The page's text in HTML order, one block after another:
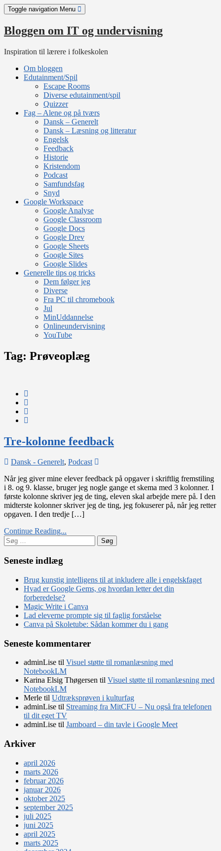
Skip
to
content
Toggle navigation Menu
Bloggen om IT og undervisning
Inspiration til lærere i folkeskolen
Om bloggen
Edutainment/Spil
Escape Rooms
Diverse edutainment/spil
Quizzer
Fag – Alene og på tværs
Dansk – Generelt
Dansk – Læsning og litteratur
Engelsk
Feedback
Historie
Kristendom
Podcast
Samfundsfag
Snyd
Google Workspace
Google Analyse
Google Classroom
Google Docs
Google Drev
Google Sheets
Google Sites
Google Slides
Generelle tips og tricks
Dem følger jeg
Diverse
Fra PC til chromebook
Jul
MinUddannelse
Onlineundervisning
YouTube
Tag: Prøveoplæg
Tre-kolonne feedback
Dansk - Generelt, Podcast
kolonne
feedback
Når jeg giver mine elever feedback på opgaver i skriftlig fremstiling
i 8. og 9. klasse, bruger jeg nogle gange et skema med 3 kolonner. I
første kolonne skriver jeg de ting, eleven skal arbejde mere på. I den
midterste kolonner skriver jeg de ting, jeg fokuserer på, når jeg retter
opgaven. I den tredje […]
Continue Reading...
Søg
efter:
Seneste indlæg
Brug kunstig intelligens til at inkludere alle i engelskfaget
Hvad er Google Gems, og hvordan letter det din
forberedelse?
Magic Write i Canva
Lad eleverne prompte sig til faglig forståelse
Canva på Skoletube: Sådan kommer du i gang
Seneste kommentarer
adminLise til Visuel støtte til romanlæsning med
NotebookLM
Karina Elsig Thøgersen til Visuel støtte til romanlæsning med
NotebookLM
Merle til Udtræksprøven i kulturfag
adminLise til Streaming fra MitCFU – Nu også fra telefonen
til dit eget TV
adminLise til Jamboard – din tavle i Google Meet
Arkiver
april 2026
marts 2026
februar 2026
januar 2026
oktober 2025
september 2025
juli 2025
juni 2025
april 2025
marts 2025